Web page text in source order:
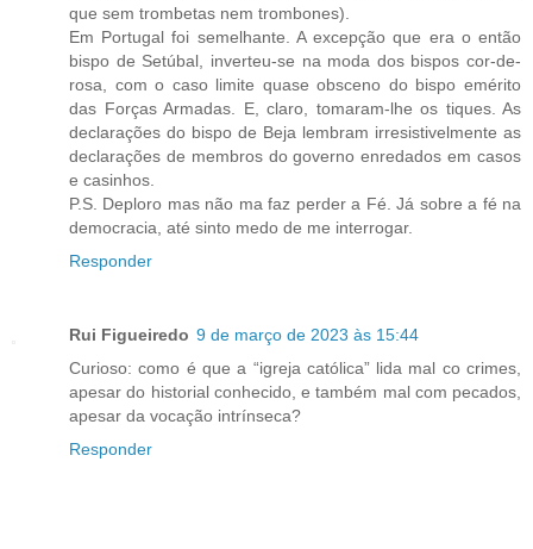
que sem trombetas nem trombones).
Em Portugal foi semelhante. A excepção que era o então
bispo de Setúbal, inverteu-se na moda dos bispos cor-de-
rosa, com o caso limite quase obsceno do bispo emérito
das Forças Armadas. E, claro, tomaram-lhe os tiques. As
declarações do bispo de Beja lembram irresistivelmente as
declarações de membros do governo enredados em casos
e casinhos.
P.S. Deploro mas não ma faz perder a Fé. Já sobre a fé na
democracia, até sinto medo de me interrogar.
Responder
Rui Figueiredo 9 de março de 2023 às 15:44
Curioso: como é que a “igreja católica” lida mal co crimes,
apesar do historial conhecido, e também mal com pecados,
apesar da vocação intrínseca?
Responder